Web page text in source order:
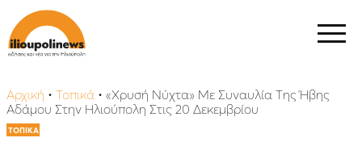
Αρχική • Τοπικά • «Χρυσή Νύχτα» Με Συναυλία Της Ήβης
Αδάμου Στην Ηλιούπολη Στις 20 Δεκεμβρίου
ΤΟΠΙΚΑ